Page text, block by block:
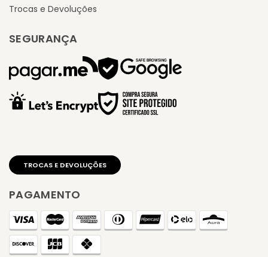
Trocas e Devoluções
SEGURANÇA
PAGAMENTO